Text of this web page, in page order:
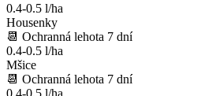
0.4-0.5 l/ha
Housenky
📆 Ochranná lehota 7 dní
0.4-0.5 l/ha
Mšice
📆 Ochranná lehota 7 dní
0.4-0.5 l/ha